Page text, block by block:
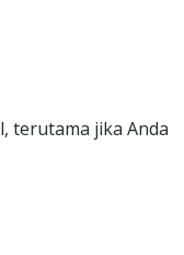
terutama jika Anda